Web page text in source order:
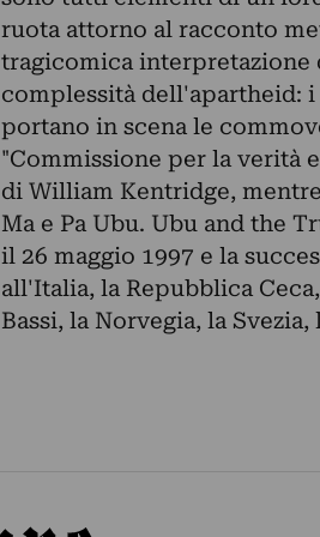
ruota attorno al racconto
tragicomica interpretazione
complessità dell'apartheid:
portano in scena le
"Commissione per la verità
di William Kentridge,
Ma e Pa Ubu. Ubu and the
il 26 maggio 1997 e la
all'Italia, la Repubblica
Bassi, la Norvegia, la